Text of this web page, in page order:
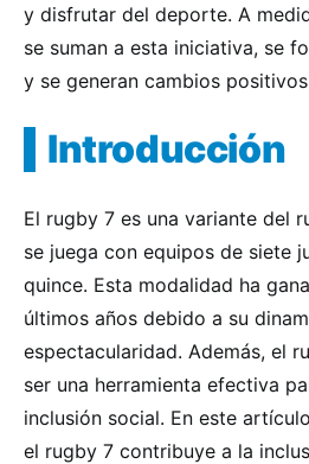
y disfrutar del deporte. A
se suman a esta iniciativa, se
y se generan cambios
Introducción
El rugby 7 es una variante del
se juega con equipos de siete
quince. Esta modalidad ha
últimos años debido a su
espectacularidad. Además, el
ser una herramienta efectiva
inclusión social. En este
el rugby 7 contribuye a la